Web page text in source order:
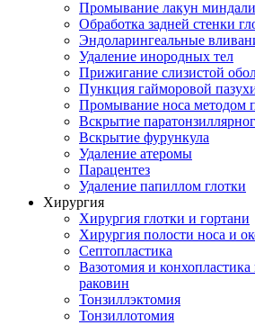
Промывание лакун
Обработка задней стенки
Эндоларингеальные
Удаление инородных тел
Прижигание слизистой
Пункция гайморовой
Промывание носа методом
Вскрытие
Вскрытие фурункула
Удаление атеромы
Парацентез
Удаление папиллом глотки
Хирургия
Хирургия глотки и гортани
Хирургия полости носа и
Септопластика
Вазотомия и
раковин
Тонзиллэктомия
Тонзиллотомия